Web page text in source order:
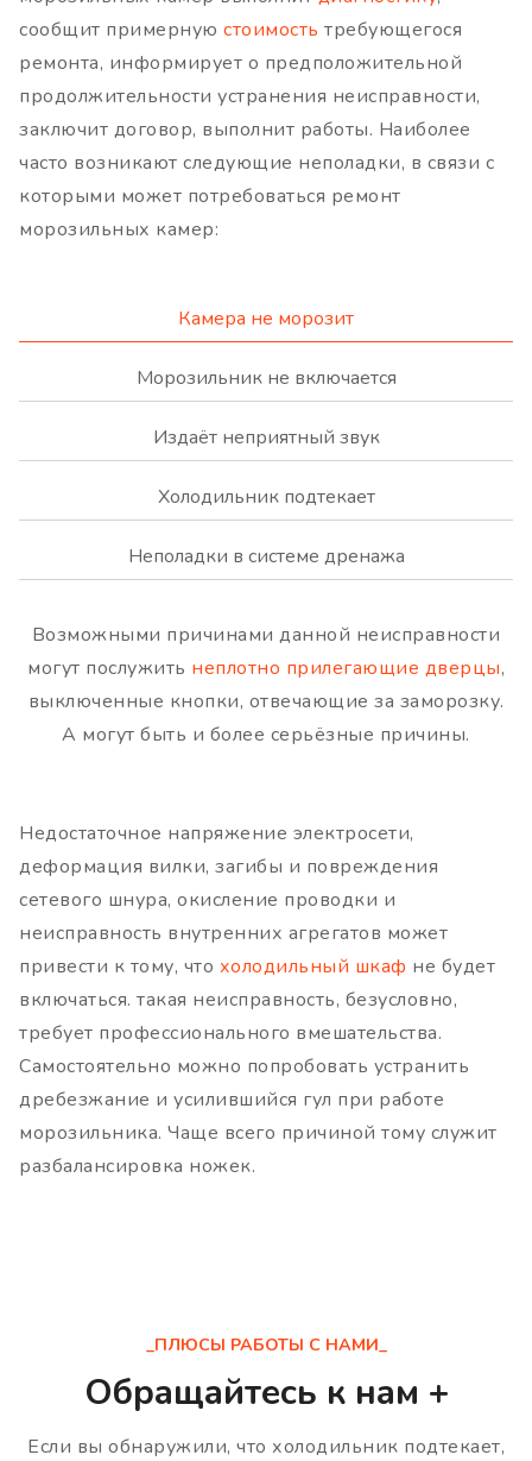
сообщит примерную стоимость требующегося
ремонта, информирует о предположительной
продолжительности устранения неисправности,
заключит договор, выполнит работы. Наиболее
часто возникают следующие неполадки, в связи с
которыми может потребоваться ремонт
морозильных камер:
Камера не морозит
Возможными причинами данной неисправности
могут послужить неплотно прилегающие дверцы,
выключенные кнопки, отвечающие за заморозку.
А могут быть и более серьёзные причины.
Морозильник не включается
Издаёт неприятный звук
Холодильник подтекает
Неполадки в системе дренажа
Недостаточное напряжение электросети,
деформация вилки, загибы и повреждения
сетевого шнура, окисление проводки и
неисправность внутренних агрегатов может
привести к тому, что холодильный шкаф не будет
включаться. такая неисправность, безусловно,
требует профессионального вмешательства.
Самостоятельно можно попробовать устранить
дребезжание и усилившийся гул при работе
морозильника. Чаще всего причиной тому служит
разбалансировка ножек.
_ПЛЮСЫ РАБОТЫ С НАМИ_
Обращайтесь к нам +
Если вы обнаружили, что холодильник подтекает,